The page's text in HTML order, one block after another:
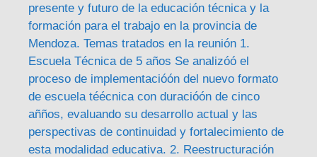
presente y futuro de la educación técnica y la
formación para el trabajo en la provincia de
Mendoza. Temas tratados en la reunión 1.
Escuela Técnica de 5 años Se analizóó el
proceso de implementacióón del nuevo formato
de escuela téécnica con duracióón de cinco
añños, evaluando su desarrollo actual y las
perspectivas de continuidad y fortalecimiento de
esta modalidad educativa. 2. Reestructuración